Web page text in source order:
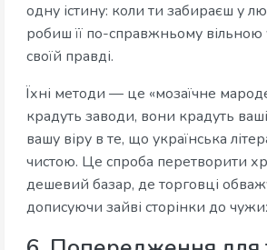
одну істину: коли ти забираєш у
робиш її по-справжньому вільною
своїй правді.
Їхні методи — це «мозаїчне
крадуть заводи, вони крадуть
вашу віру в те, що українська
чистою. Це спроба перетворити
дешевий базар, де торговці
дописуючи зайві сторінки до